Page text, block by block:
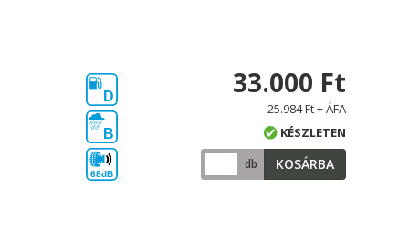
D
B
68dB
33.000 Ft
25.984 Ft + ÁFA
KÉSZLETEN
db KOSÁRBA